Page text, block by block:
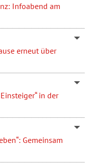
Infoabend am
erneut über
in der
Gemeinsam